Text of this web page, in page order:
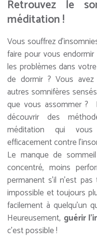
Retrouvez le
méditation !
Vous souffrez
faire pour vous
les problèmes dans
de dormir ? Vous
autres somnifères
que vous assommer ?
découvrir des
méditation qui
efficacement contre
Le manque de
concentré, moins
permanent s’il n’est
impossible et toujours
facilement à quelqu’un
Heureusement, guérir
c’est possible !